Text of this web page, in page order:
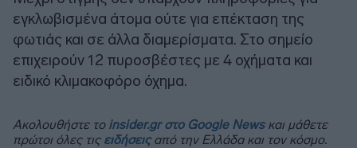
εγκλωβισμένα άτομα ούτε για επέκταση της
φωτιάς και σε άλλα διαμερίσματα. Στο σημείο
επιχειρούν 12 πυροσβέστες με 4 οχήματα και
ειδικό κλιμακοφόρο όχημα.
Ακολουθήστε το insider.gr στο Google Newsκαι μάθετε
πρώτοι όλες τις ειδήσειςαπό την Ελλάδα και τον κόσμο.